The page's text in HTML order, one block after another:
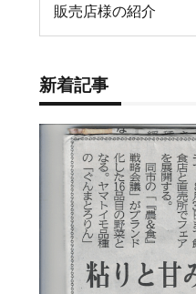
販売店様の紹介
新着記事